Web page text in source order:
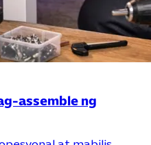
assemble ng